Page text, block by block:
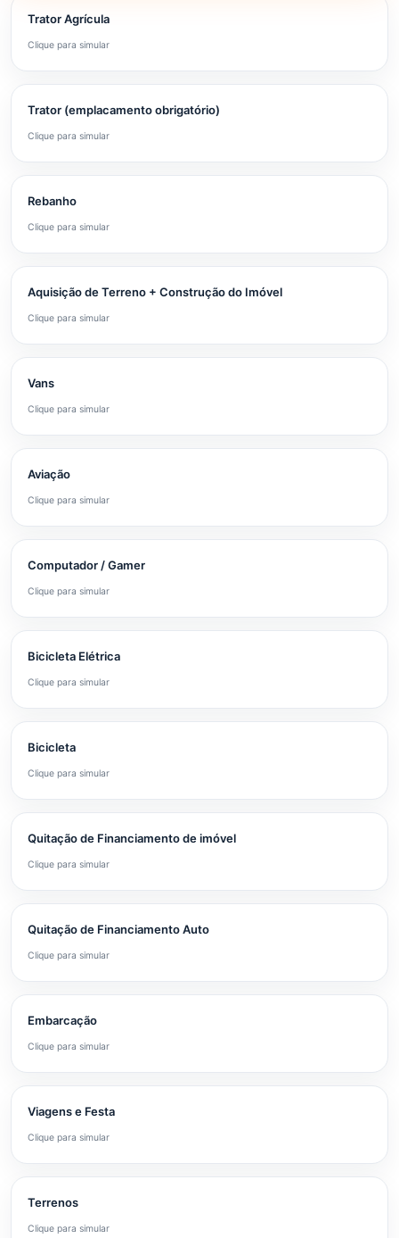
Trator Agrícula
Clique para simular
Trator (emplacamento obrigatório)
Clique para simular
Rebanho
Clique para simular
Aquisição de Terreno + Construção do Imóvel
Clique para simular
Vans
Clique para simular
Aviação
Clique para simular
Computador / Gamer
Clique para simular
Bicicleta Elétrica
Clique para simular
Bicicleta
Clique para simular
Quitação de Financiamento de imóvel
Clique para simular
Quitação de Financiamento Auto
Clique para simular
Embarcação
Clique para simular
Viagens e Festa
Clique para simular
Terrenos
Clique para simular